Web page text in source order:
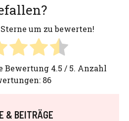
um zu bewerten!
Bewertung 4.5 / 5. Anzahl
86
& BEITRÄGE